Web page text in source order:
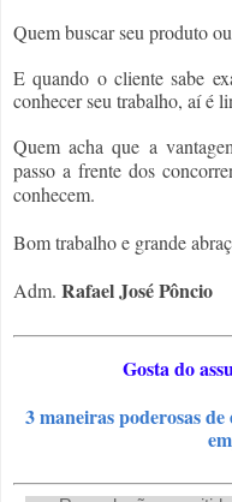
Quem buscar seu produto
E quando o cliente sabe
conhecer seu trabalho, aí é
Quem acha que a
passo a frente dos
conhecem.
Bom trabalho e grande
Adm. Rafael José Pôncio
Gosta do
3 maneiras poderosas